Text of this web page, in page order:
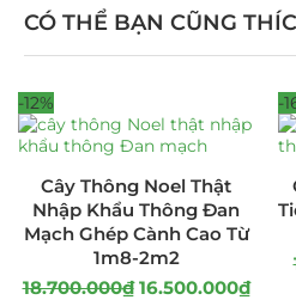
CÓ THỂ BẠN CŨNG
-12%
Cây Thông Noel Thật
Nhập Khẩu Thông Đan
Mạch Ghép Cành Cao Từ
1m8-2m2
18.700.000₫ 16.500.000₫
-